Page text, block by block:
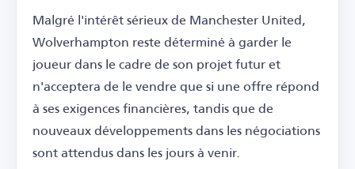
Malgré l'intérêt sérieux de Manchester United,
Wolverhampton reste déterminé à garder le
joueur dans le cadre de son projet futur et
n'acceptera de le vendre que si une offre répond
à ses exigences financières, tandis que de
nouveaux développements dans les négociations
sont attendus dans les jours à venir.